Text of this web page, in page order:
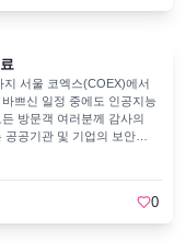
및 API 토큰 활용비 최대
전문가 멘토링 및 코드리
크 연계 지원 🚀 신청 방법
10/4541 👉 풀스택 과정
👉 특화형 과정 신청 바로
감일인 2026년 7월 8일 수
부 사정에 따라 변경될 수
02-6241-6511 · 메일)
AI 기술을 실무에 적용하
서울 코엑스(COEX)에서
쁘신 일정 중에도 인공지능
방문객 여러분께 감사의
공기관 및 기업의 보안과
서 선보였습니다.어시웍스
플로우 자동화를 끝내는 노
서를 완성하는 자율 실행형
뵙고 기관 및 기업의 보안
0